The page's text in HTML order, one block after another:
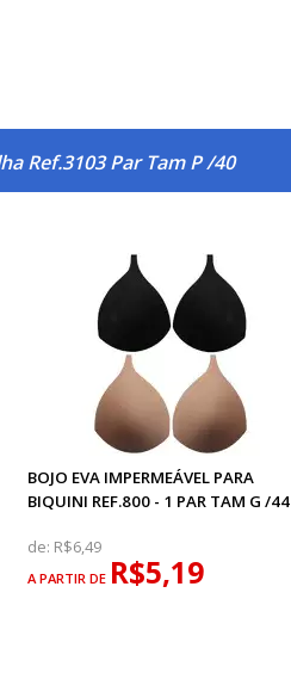
Ref.3103 Par Tam P /40
BOJO EVA IMPERMEÁVEL PARA
BIQUINI REF.800 - 1 PAR TAM G /44
de: R$6,49
A PARTIR DE R$5,19